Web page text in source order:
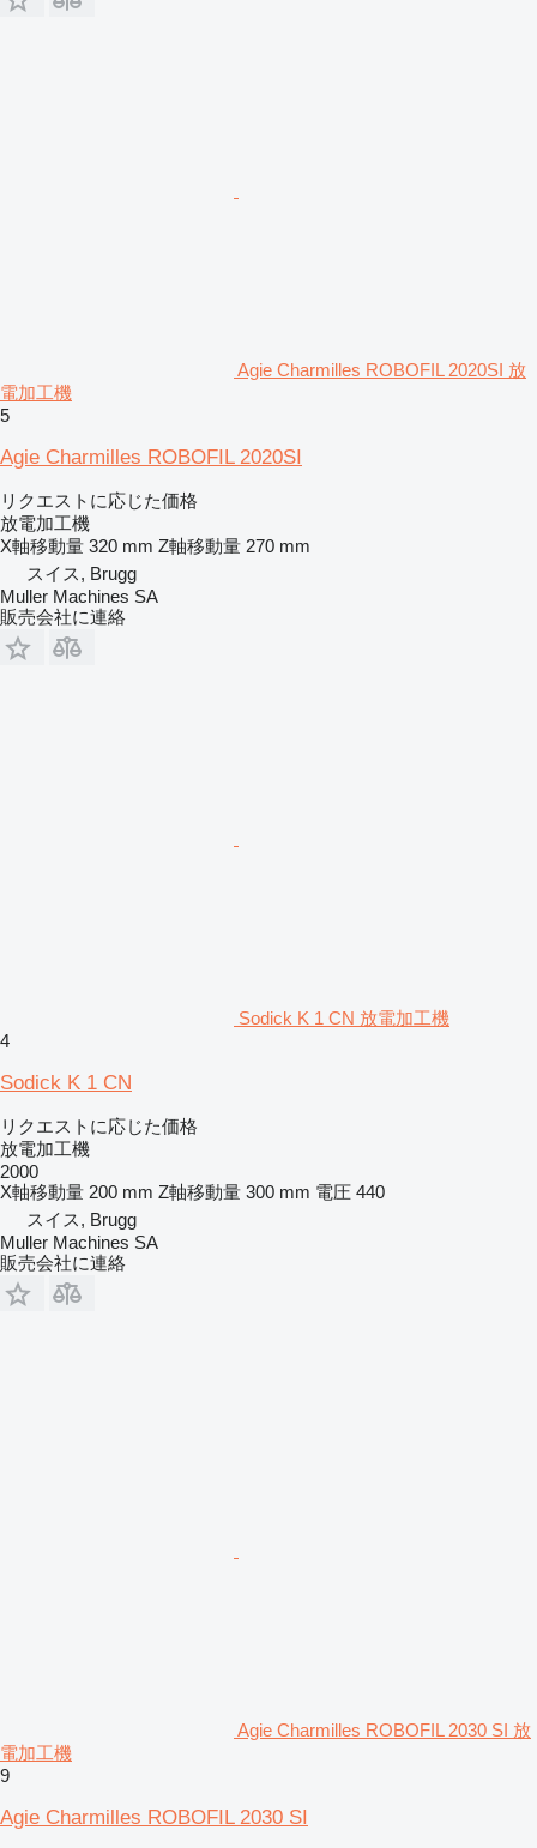
Agie Charmilles ROBOFIL 2020SI 放
電加工機
5
Agie Charmilles ROBOFIL 2020SI
リクエストに応じた価格
放電加工機
X軸移動量 320 mm Z軸移動量 270 mm
スイス, Brugg
Muller Machines SA
販売会社に連絡
Sodick K 1 CN 放電加工機
4
Sodick K 1 CN
リクエストに応じた価格
放電加工機
2000
X軸移動量 200 mm Z軸移動量 300 mm 電圧 440
スイス, Brugg
Muller Machines SA
販売会社に連絡
Agie Charmilles ROBOFIL 2030 SI 放
電加工機
9
Agie Charmilles ROBOFIL 2030 SI